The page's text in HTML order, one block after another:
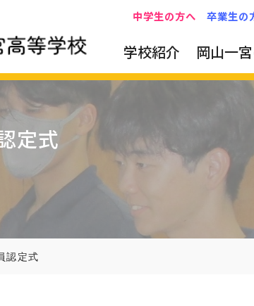
中学生の方へ 卒業生の
学校紹介 岡山一
定式
認定式